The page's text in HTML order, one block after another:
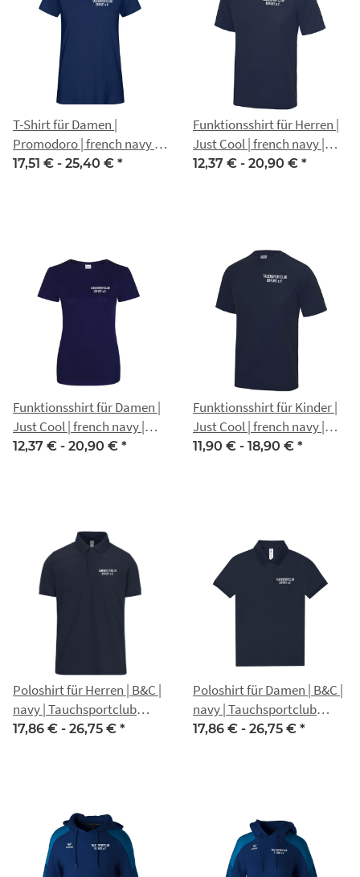
T-Shirt für Damen |
Promodoro | french navy |
Tauchsportclub Erfurt e.V.
17,51 € - 25,40 € *
Funktionsshirt für Herren |
Just Cool | french navy |
Tauchsportclub Erfurt e.V.
12,37 € - 20,90 € *
Funktionsshirt für Damen |
Just Cool | french navy |
Tauchsportclub Erfurt e.V.
12,37 € - 20,90 € *
Funktionsshirt für Kinder |
Just Cool | french navy |
Tauchsportclub Erfurt e.V.
11,90 € - 18,90 € *
Poloshirt für Herren | B&C |
navy | Tauchsportclub
Erfurt e.V.
17,86 € - 26,75 € *
Poloshirt für Damen | B&C |
navy | Tauchsportclub
Erfurt e.V.
17,86 € - 26,75 € *